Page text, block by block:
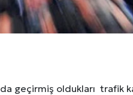
da geçirmiş oldukları trafik